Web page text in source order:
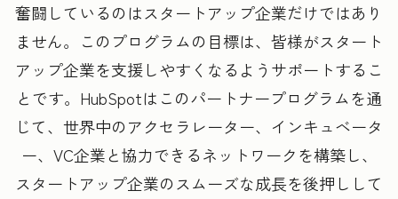
奮闘しているのはスタートアップ企業だけではあり
ません。このプログラムの目標は、皆様がスタート
アップ企業を支援しやすくなるようサポートするこ
とです。HubSpotはこのパートナープログラムを通
じて、世界中のアクセラレーター、インキュベータ
ー、VC企業と協力できるネットワークを構築し、
スタートアップ企業のスムーズな成長を後押しして